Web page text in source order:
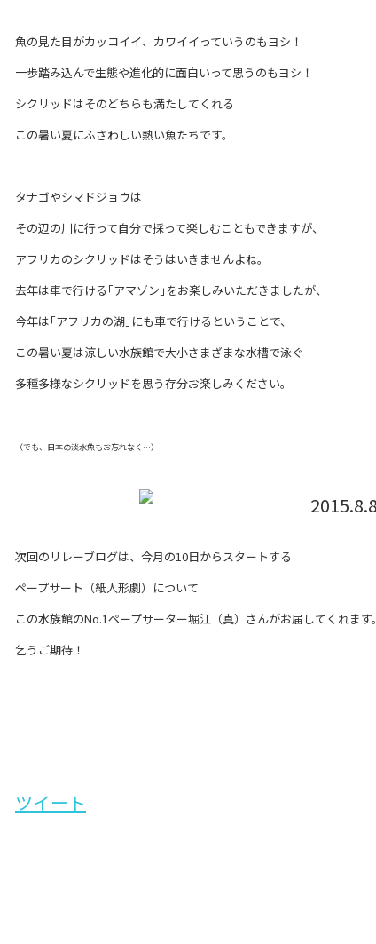
魚の見た目がカッコイイ、カワイイっていうのもヨシ！
一歩踏み込んで生態や進化的に面白いって思うのもヨシ！
シクリッドはそのどちらも満たしてくれる
この暑い夏にふさわしい熱い魚たちです。
タナゴやシマドジョウは
その辺の川に行って自分で採って楽しむこともできますが、
アフリカのシクリッドはそうはいきませんよね。
去年は車で行ける｢アマゾン｣をお楽しみいただきましたが、
今年は｢アフリカの湖｣にも車で行けるということで、
この暑い夏は涼しい水族館で大小さまざまな水槽で泳ぐ
多種多様なシクリッドを思う存分お楽しみください。
（でも、日本の淡水魚もお忘れなく…）
次回のリレーブログは、 今月の10日からスタートする
ペープサート（紙人形劇）について
この水族館のNo.1ペープサーター堀江（真）さんがお届してくれます。
乞うご期待！
ツイート